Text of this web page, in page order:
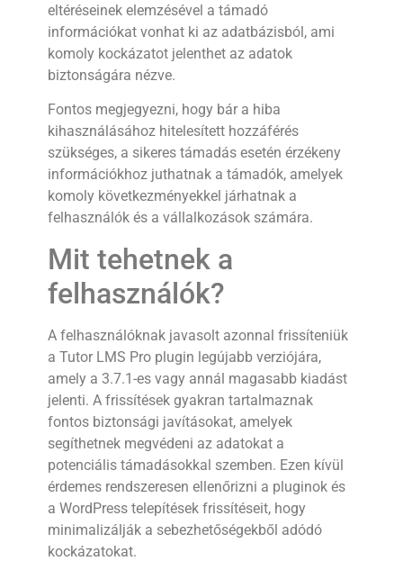
eltéréseinek elemzésével a támadó
információkat vonhat ki az adatbázisból, ami
komoly kockázatot jelenthet az adatok
biztonságára nézve.
Fontos megjegyezni, hogy bár a hiba
kihasználásához hitelesített hozzáférés
szükséges, a sikeres támadás esetén érzékeny
információkhoz juthatnak a támadók, amelyek
komoly következményekkel járhatnak a
felhasználók és a vállalkozások számára.
Mit tehetnek a
felhasználók?
A felhasználóknak javasolt azonnal frissíteniük
a Tutor LMS Pro plugin legújabb verziójára,
amely a 3.7.1-es vagy annál magasabb kiadást
jelenti. A frissítések gyakran tartalmaznak
fontos biztonsági javításokat, amelyek
segíthetnek megvédeni az adatokat a
potenciális támadásokkal szemben. Ezen kívül
érdemes rendszeresen ellenőrizni a pluginok és
a WordPress telepítések frissítéseit, hogy
minimalizálják a sebezhetőségekből adódó
kockázatokat.